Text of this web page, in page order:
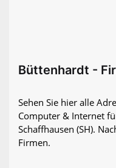
Büttenhardt -
Sehen Sie hier alle
Computer & Internet
Schaffhausen (SH).
Firmen.